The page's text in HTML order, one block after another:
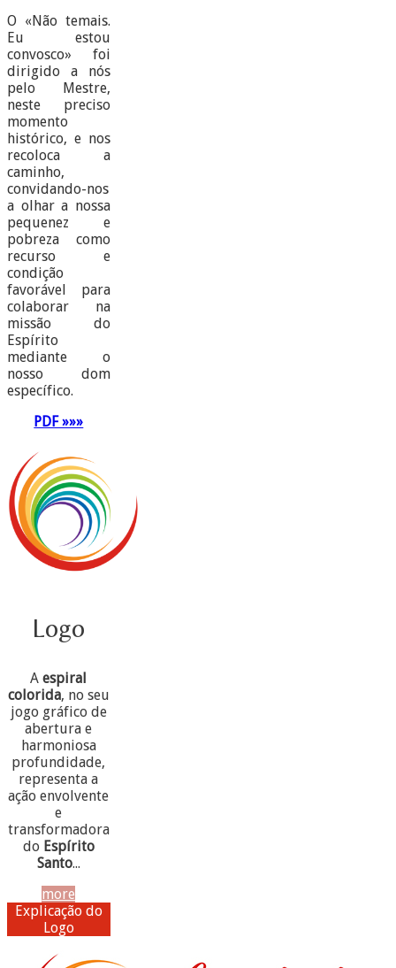
O «Não temais.
Eu estou
convosco» foi
dirigido a nós
pelo Mestre,
neste preciso
momento
histórico, e nos
recoloca a
caminho,
convidando-nos
a olhar a nossa
pequenez e
pobreza como
recurso e
condição
favorável para
colaborar na
missão do
Espírito
mediante o
nosso dom
específico.
PDF »»»
Logo
Aespiral
colorida, no seu
jogo gráfico de
abertura e
harmoniosa
profundidade,
representa a
ação envolvente
e
transformadora
do Espírito
Santo...
more
Explicação do
Logo